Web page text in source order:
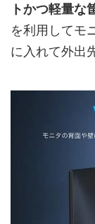
トかつ軽量な
を利用してモ
に入れて外出